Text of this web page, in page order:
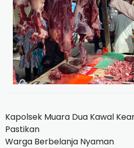
Kapolsek Muara Dua Kawal
Pastikan
Warga Berbelanja Nyaman